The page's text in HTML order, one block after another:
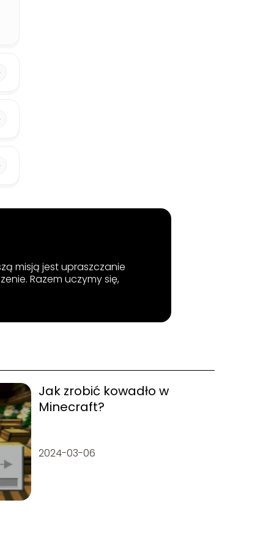
misją jest upraszczanie
Razem uczymy się,
Jak zrobić kowadło w
Minecraft?
2024-03-06